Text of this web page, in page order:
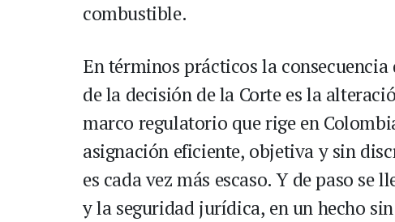
combustible.
En términos prácticos la
de la decisión de la Corte es la
marco regulatorio que rige en
asignación eficiente, objetiva y sin
es cada vez más escaso. Y de paso
y la seguridad jurídica, en un hecho